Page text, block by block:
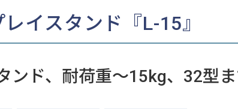
イスタンド『L-15』
ンド、耐荷重～15kg、32型